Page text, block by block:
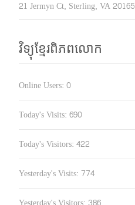
21 Jermyn Ct, Sterling, VA 20165
វិទ្យុខ្មែរពិភពលោក
Online Users: 0
Today's Visits: 690
Today's Visitors: 422
Yesterday's Visits: 774